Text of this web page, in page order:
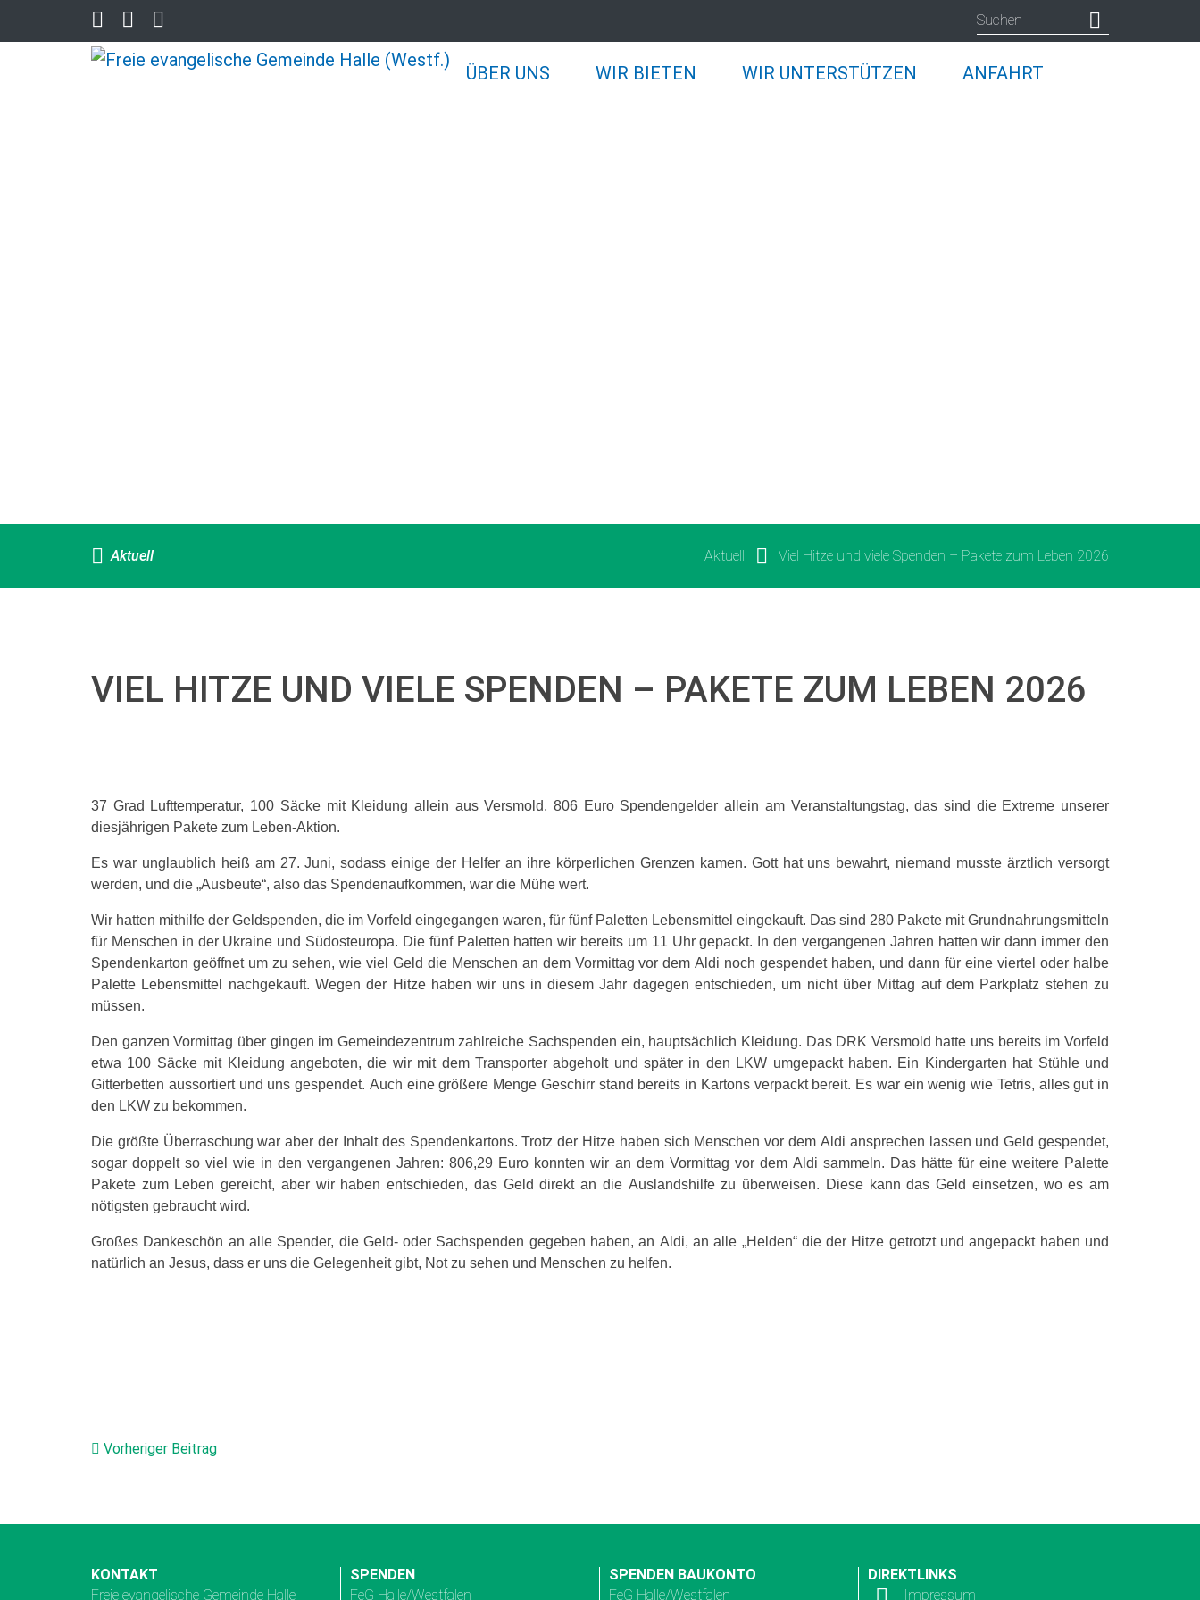
ÜBER UNS WIR BIETEN WIR UNTERSTÜTZEN ANFAHRT
Aktuell Aktuell Viel Hitze und viele Spenden – Pakete zum Leben 2026
VIEL HITZE UND VIELE SPENDEN – PAKETE ZUM LEBEN 2026
37 Grad Lufttemperatur, 100 Säcke mit Kleidung allein aus Versmold, 806 Euro Spendengelder allein am Veranstaltungstag, das sind die Extreme unserer
diesjährigen Pakete zum Leben-Aktion.
Es war unglaublich heiß am 27. Juni, sodass einige der Helfer an ihre körperlichen Grenzen kamen. Gott hat uns bewahrt, niemand musste ärztlich versorgt
werden, und die „Ausbeute“, also das Spendenaufkommen, war die Mühe wert.
Wir hatten mithilfe der Geldspenden, die im Vorfeld eingegangen waren, für fünf Paletten Lebensmittel eingekauft. Das sind 280 Pakete mit Grundnahrungsmitteln
für Menschen in der Ukraine und Südosteuropa. Die fünf Paletten hatten wir bereits um 11 Uhr gepackt. In den vergangenen Jahren hatten wir dann immer den
Spendenkarton geöffnet um zu sehen, wie viel Geld die Menschen an dem Vormittag vor dem Aldi noch gespendet haben, und dann für eine viertel oder halbe
Palette Lebensmittel nachgekauft. Wegen der Hitze haben wir uns in diesem Jahr dagegen entschieden, um nicht über Mittag auf dem Parkplatz stehen zu
müssen.
Den ganzen Vormittag über gingen im Gemeindezentrum zahlreiche Sachspenden ein, hauptsächlich Kleidung. Das DRK Versmold hatte uns bereits im Vorfeld
etwa 100 Säcke mit Kleidung angeboten, die wir mit dem Transporter abgeholt und später in den LKW umgepackt haben. Ein Kindergarten hat Stühle und
Gitterbetten aussortiert und uns gespendet. Auch eine größere Menge Geschirr stand bereits in Kartons verpackt bereit. Es war ein wenig wie Tetris, alles gut in
den LKW zu bekommen.
Die größte Überraschung war aber der Inhalt des Spendenkartons. Trotz der Hitze haben sich Menschen vor dem Aldi ansprechen lassen und Geld gespendet,
sogar doppelt so viel wie in den vergangenen Jahren: 806,29 Euro konnten wir an dem Vormittag vor dem Aldi sammeln. Das hätte für eine weitere Palette
Pakete zum Leben gereicht, aber wir haben entschieden, das Geld direkt an die Auslandshilfe zu überweisen. Diese kann das Geld einsetzen, wo es am
nötigsten gebraucht wird.
Großes Dankeschön an alle Spender, die Geld- oder Sachspenden gegeben haben, an Aldi, an alle „Helden“ die der Hitze getrotzt und angepackt haben und
natürlich an Jesus, dass er uns die Gelegenheit gibt, Not zu sehen und Menschen zu helfen.
Vorheriger Beitrag
KONTAKT
Freie evangelische Gemeinde Halle
SPENDEN
FeG Halle/Westfalen
SPENDEN BAUKONTO
FeG Halle/Westfalen
DIREKTLINKS
Impressum